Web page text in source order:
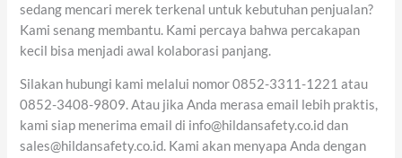
sedang mencari merek terkenal untuk kebutuhan penjualan?
Kami senang membantu. Kami percaya bahwa percakapan
kecil bisa menjadi awal kolaborasi panjang.
Silakan hubungi kami melalui nomor 0852-3311-1221 atau
0852-3408-9809. Atau jika Anda merasa email lebih praktis,
kami siap menerima email di info@hildansafety.co.id dan
sales@hildansafety.co.id. Kami akan menyapa Anda dengan